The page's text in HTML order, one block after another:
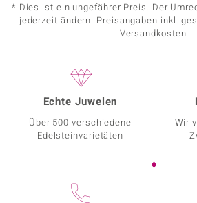
* Dies ist ein ungefährer Preis. Der
jederzeit ändern. Preisangaben inkl.
Versandkosten.
Echte Juwelen
Über 500 verschiedene
Edelsteinvarietäten
Wir